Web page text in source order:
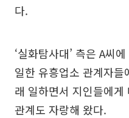
다.
‘실화탐사대’ 측은 A씨
일한 유흥업소 관계자
래 일하면서 지인들에
관계도 자랑해 왔다.